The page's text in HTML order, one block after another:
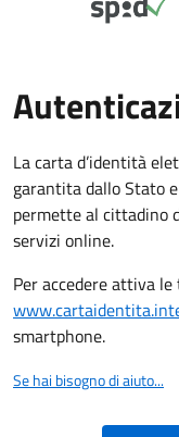
La carta d’identità
garantita dallo Stato
permette al cittadino
servizi online.
Per accedere attiva
smartphone.
Se hai bisogno di aiuto...